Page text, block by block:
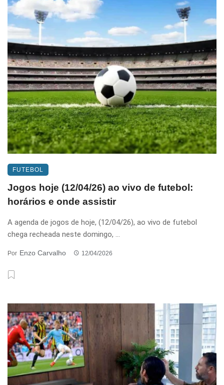
FUTEBOL
Jogos hoje (12/04/26) ao vivo de futebol:
horários e onde assistir
A agenda de jogos de hoje, (12/04/26), ao vivo de futebol
chega recheada neste domingo, ...
Por Enzo Carvalho 12/04/2026